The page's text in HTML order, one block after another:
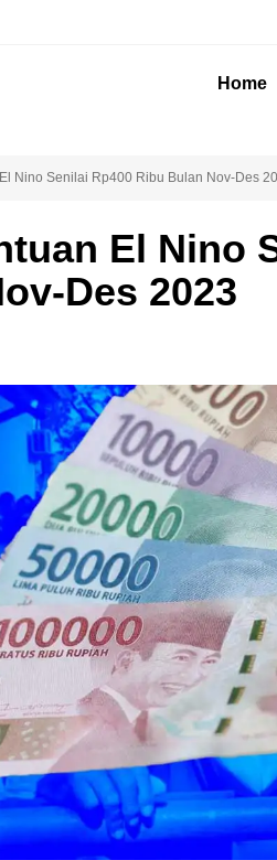
Home
Nino Senilai Rp400 Ribu Bulan Nov-Des
El Nino
Des 2023